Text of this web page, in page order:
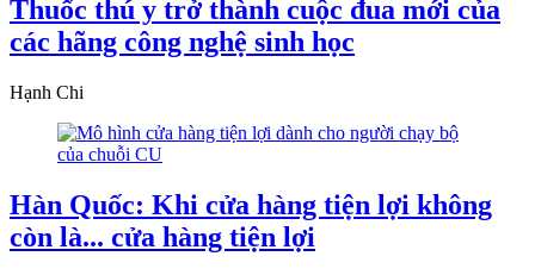
Thuốc thú y trở thành cuộc đua mới của
các hãng công nghệ sinh học
Hạnh Chi
Hàn Quốc: Khi cửa hàng tiện lợi không
còn là... cửa hàng tiện lợi